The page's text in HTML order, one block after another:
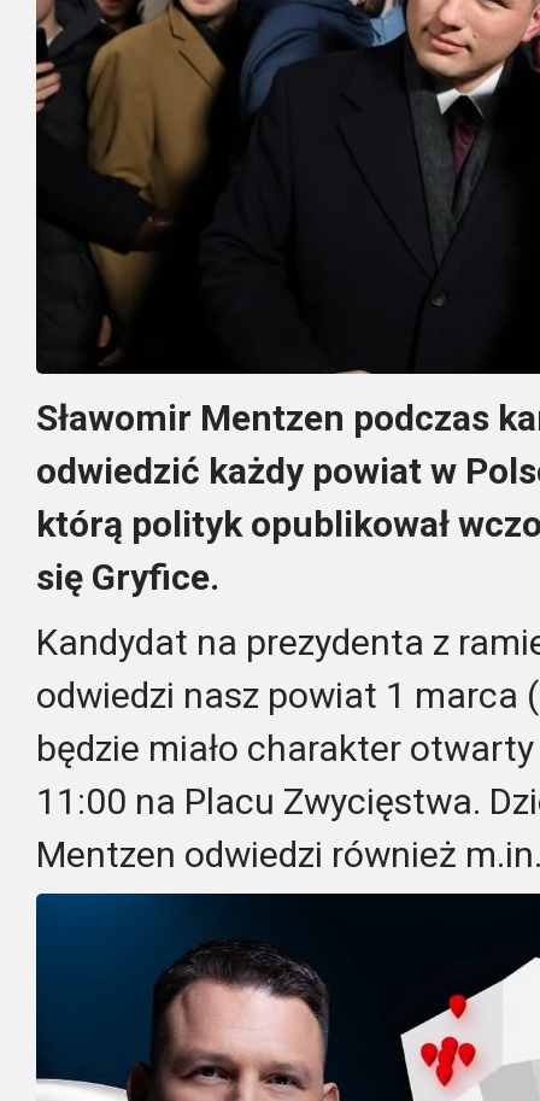
Sławomir Mentzen podczas
odwiedzić każdy powiat w
którą polityk opublikował
się Gryfice.
Kandydat na prezydenta z
odwiedzi nasz powiat 1 marca
będzie miało charakter
11:00 na Placu Zwycięstwa.
Mentzen odwiedzi również